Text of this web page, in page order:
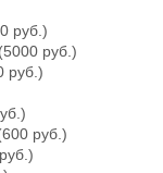
руб.)
(5000 руб.)
руб.)
руб.)